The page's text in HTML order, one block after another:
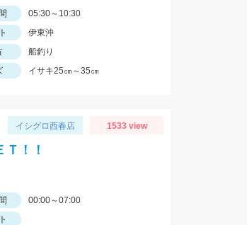
05:30～10:30
伊東沖
船釣り
イサキ25㎝～35㎝
イシグロ西春店 1533 view
！！
00:00～07:00